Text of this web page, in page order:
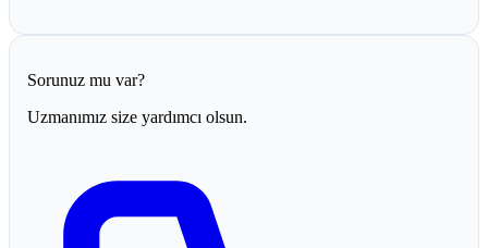
Sorunuz mu var?
Uzmanımız size yardımcı olsun.